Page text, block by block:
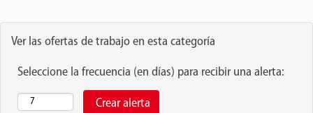
Ver las ofertas de trabajo en esta categoría
Seleccione la frecuencia (en días) para recibir una alerta: